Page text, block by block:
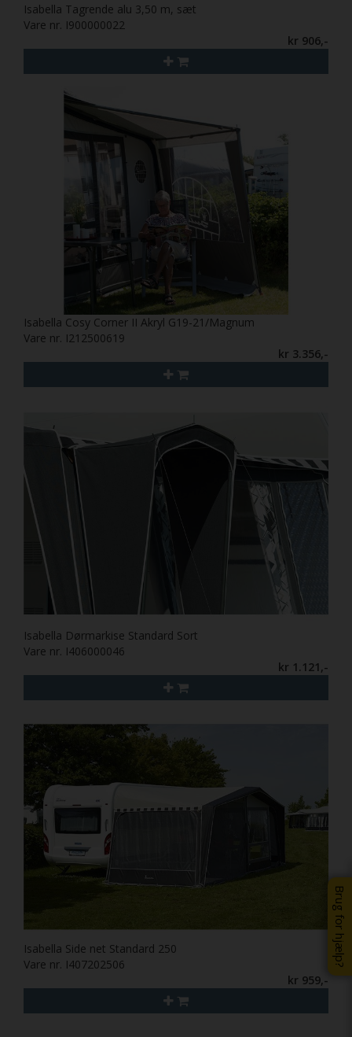
Brug for hjælp?
Isabella Tagrende alu 3,50 m, sæt
Vare nr. I900000022
kr 906,-
Isabella Cosy Corner II Akryl G19-21/Magnum
Vare nr. I212500619
kr 3.356,-
Isabella Dørmarkise Standard Sort
Vare nr. I406000046
kr 1.121,-
Isabella Side net Standard 250
Vare nr. I407202506
kr 959,-